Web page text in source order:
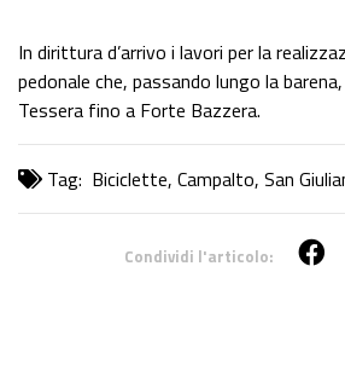
In dirittura d’arrivo i lavori per la
pedonale che, passando lungo la
Tessera fino a Forte Bazzera.
Tag: Biciclette, Campalto, San
Condividi l'articolo: